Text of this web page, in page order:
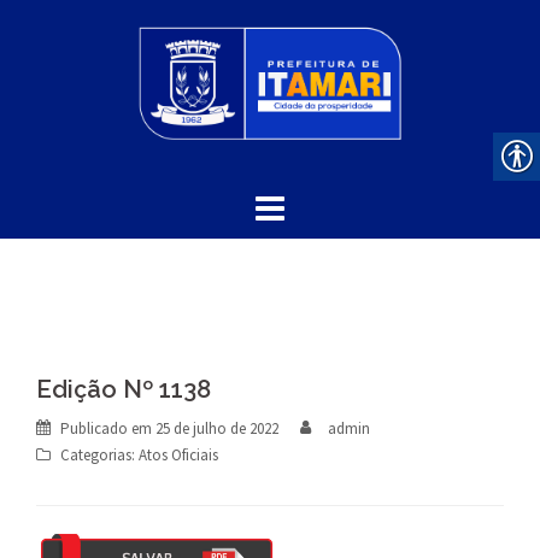
Edição Nº 1138
Publicado em 25 de julho de 2022
admin
Categorias: Atos Oficiais